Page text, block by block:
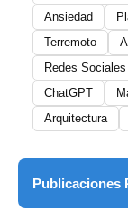
Ansiedad
Terremoto
Redes Sociales
ChatGPT
Arquitectura
Publicaciones